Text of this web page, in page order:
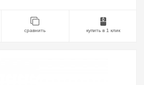
сравнить купить в 1 клик